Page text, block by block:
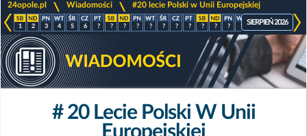
24opole.pl Wiadomości #20 lecie Polski w Unii Europejskiej
1 2 3 4 5 6 ? ? ? ? ? ? ? ? ? ? ? ? ? ? ?
SIERPIEŃ 2026
# 20 Lecie Polski W Unii
Europejskiej